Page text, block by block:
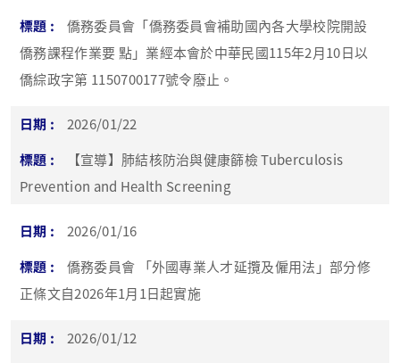
僑務委員會「僑務委員會補助國內各大學校院開設
僑務課程作業要 點」業經本會於中華民國115年2月10日以
僑綜政字第 1150700177號令廢止。
2026/01/22
【宣導】肺結核防治與健康篩檢 Tuberculosis
Prevention and Health Screening
2026/01/16
僑務委員會 「外國專業人才延攬及僱用法」部分修
正條文自2026年1月1日起實施
2026/01/12